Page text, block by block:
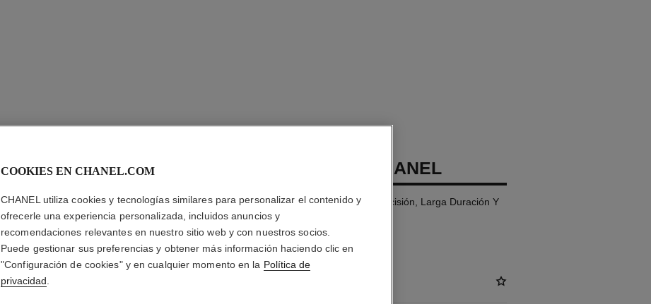
LE LINER DE CHANEL
Delineador Líquido de Alta Precisión, Larga Duración Y
a Prueba de Agua
Más información
Ref. 187514
COOKIES EN CHANEL.COM
CHANEL utiliza cookies y tecnologías similares para personalizar el contenido y
ofrecerle una experiencia personalizada, incluidos anuncios y
recomendaciones relevantes en nuestro sitio web y con nuestros socios.
Puede gestionar sus preferencias y obtener más información haciendo clic en
"Configuración de cookies" y en cualquier momento en la Política de
privacidad